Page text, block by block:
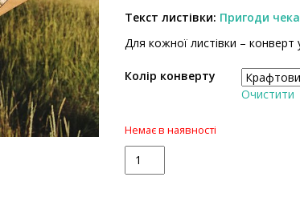
Текст листівки: Пригоди
Для кожної листівки – конверт
Колір конверту
Очистити
Немає в наявності
і